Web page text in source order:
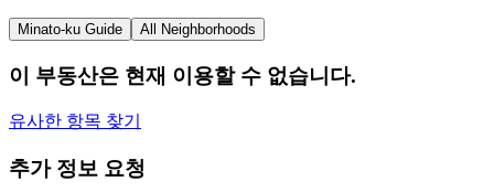
Minato-ku Guide All Neighborhoods
이 부동산은 현재 이용할 수 없습니다.
유사한 항목 찾기
추가 정보 요청